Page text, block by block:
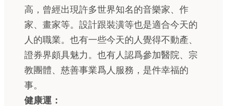
高，曾經出現許多世界知名的音樂家、作
家、畫家等。設計跟裝潢等也是適合今天的
人的職業。也有一些今天的人覺得不動產、
證券界頗具魅力。也有人認爲參加醫院、宗
教團體、慈善事業爲人服務，是件幸福的
事。
健康運：